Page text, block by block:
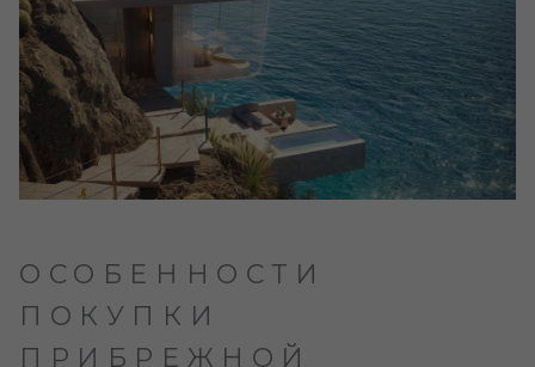
ОСОБЕННОСТИ
ПОКУПКИ
ПРИБРЕЖНОЙ